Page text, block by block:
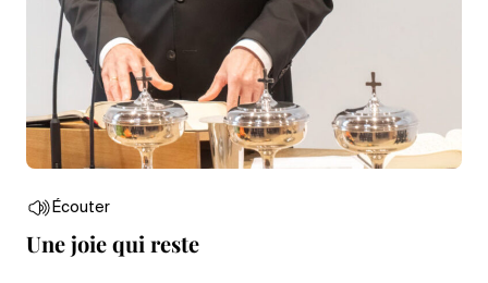
Écouter
Une joie qui reste